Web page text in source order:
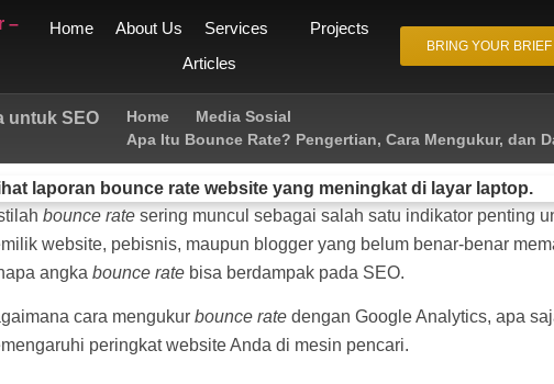
Home About Us Services
Projects
Articles
BRING YOUR BRIEF
untuk SEO Home
Media Sosial
Apa Itu Bounce Rate? Pengertian, Cara Mengukur, dan
bounce ratesering muncul sebagai salah satu indikator penting
website, pebisnis, maupun blogger yang belum benar-benar
angka bounce ratebisa berdampak pada SEO.
cara mengukur bounce ratedengan Google Analytics, apa
peringkat website Anda di mesin pencari.